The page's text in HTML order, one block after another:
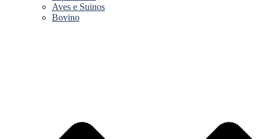
Aves e Suinos
Bovino